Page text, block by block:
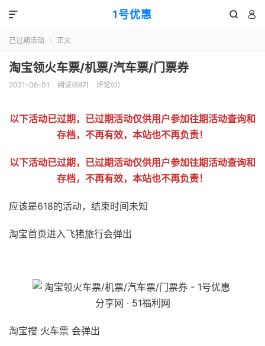
1号优惠  

已过期活动  正文
淘宝领火车票/机票/汽车票/门票券
2021-06-01 阅读(887) 评论(0)
以下活动已过期，已过期活动仅供用户参加往期活动查询和
存档，不再有效，本站也不再负责！
以下活动已过期，已过期活动仅供用户参加往期活动查询和
存档，不再有效，本站也不再负责！
应该是618的活动，结束时间未知
淘宝首页进入飞猪旅行会弹出
淘宝搜 火车票 会弹出